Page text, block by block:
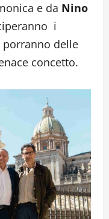
e da Nino
i
porranno delle
concetto.